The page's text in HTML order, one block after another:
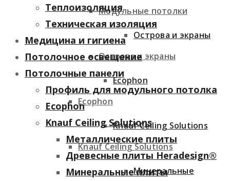
Модульные потолки
Острова и экраны
Ecophon
Knauf Ceiling Solutions
Острова и экраны
Ecophon
Knauf Ceiling Solutions
Минеральные
Теплоизоляция
Техническая изоляция
Медицина и гигиена
Потолочное освещение
Потолочные панели
Профиль для модульного потолка
Ecophon
Knauf Ceiling Solutions
Металлические плиты
Древесные плиты Heradesign®
Минеральные плиты